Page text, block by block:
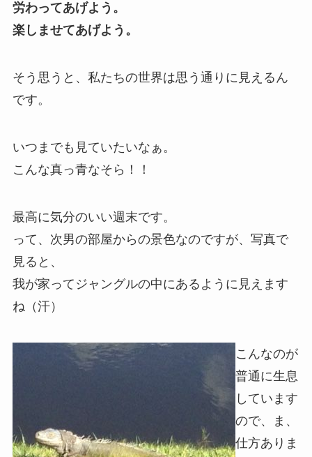
労わってあげよう。
楽しませてあげよう。
そう思うと、私たちの世界は思う通りに見えるん
です。
いつまでも見ていたいなぁ。
こんな真っ青なそら！！
最高に気分のいい週末です。
って、次男の部屋からの景色なのですが、写真で
見ると、
我が家ってジャングルの中にあるように見えます
ね（汗）
こんなのが
普通に生息
しています
ので、ま、
仕方ありま